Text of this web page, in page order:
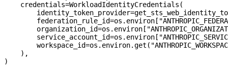
    credentials
=WorkloadIdentityCredentials(
        identity_token_provider
=
        federation_rule_id
=os.environ[
        organization_id
=os.environ[
        service_account_id
=os.environ[
        workspace_id
=os.environ.get(
    ),
)